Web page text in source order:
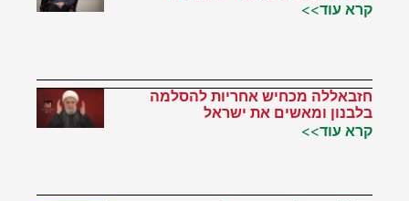
קרא עוד>>
חזבאללה מכחיש אחריות להסלמה
בלבנון ומאשים את ישראל
קרא עוד>>